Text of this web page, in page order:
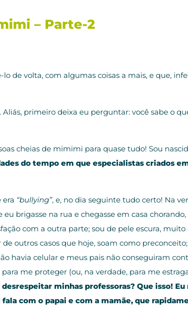
– Parte-2
de volta, com algumas coisas a mais, e que,
primeiro deixa eu perguntar: você sabe o
cheias de mimimi para quase tudo! Sou
do tempo em que especialistas criados
era “bullying”, e, no dia seguinte tudo certo! Na
brigasse na rua e chegasse em casa
com a outra parte; sou de pele escura,
outros casos que hoje, soam como
havia celular e meus pais não conseguiram
me proteger (ou, na verdade, para me
minhas professoras? Que isso! Eu
com o papai e com a mamãe, que